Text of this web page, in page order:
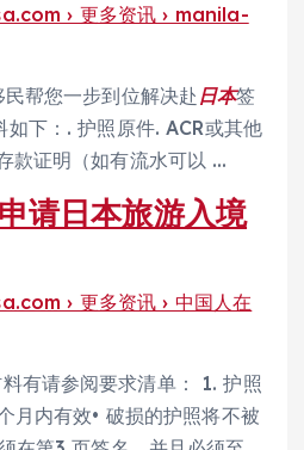
› 更多资讯 › manila-
帮您一步到位解决赴 日本签
下：. 护照原件. ACR或其他
款证明（如有流水可以 …
请日本旅游入境
› 更多资讯 › 中国人在
有请参阅要求清单： 1. 护照
月内有效• 破损的护照将不被